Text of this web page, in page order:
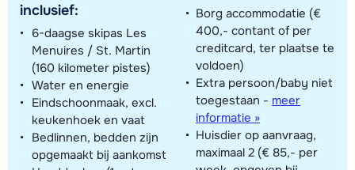
inclusief:
6-daagse skipas Les
Menuires / St. Martin
(160 kilometer pistes)
Water en energie
Eindschoonmaak, excl.
keukenhoek en vaat
Bedlinnen, bedden zijn
opgemaakt bij aankomst
Borg accommodatie (€
400,- contant of per
creditcard, ter plaatse te
voldoen)
Extra persoon/baby niet
toegestaan - meer
informatie »
Huisdier op aanvraag,
maximaal 2 (€ 85,- per